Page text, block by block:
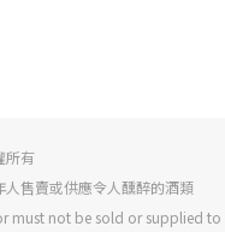
所有
售賣或供應令人醺醉的酒類
must not be sold or supplied to